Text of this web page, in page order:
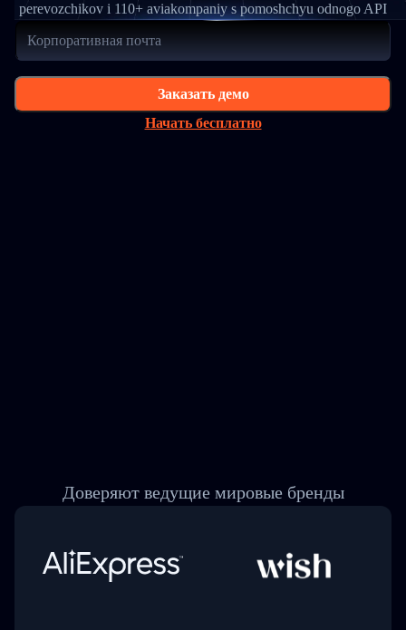
перевозчиков
perevozchikov i 110+ aviakompaniy s pomoshchyu odnogo API
Заказать демо
Начать бесплатно
Доверяют ведущие мировые бренды